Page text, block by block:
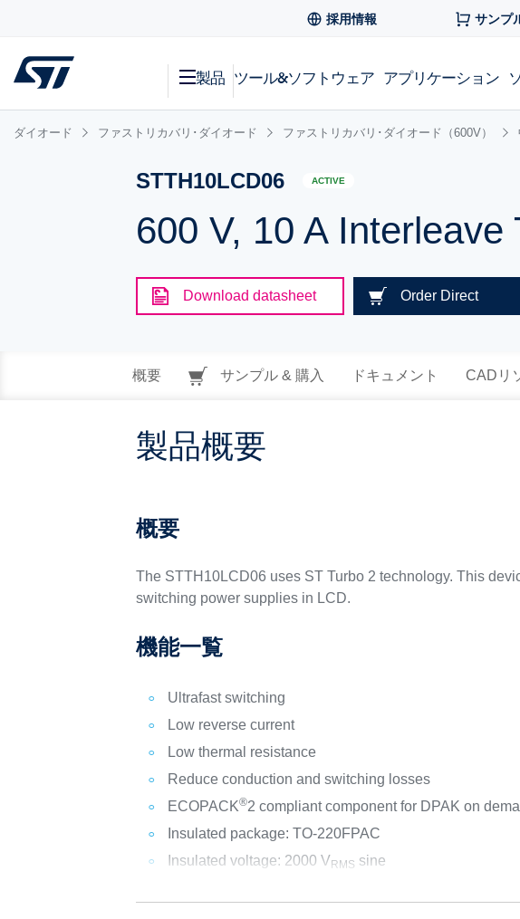
採用情報 サンプ
製品 ツール&ソフトウェア アプリケーション
ダイオード ファストリカバリ･ダイオード ファストリカバリ･ダイオード（600V）
STTH10LCD06 ACTIVE
600 V, 10 A
Download datasheet Order Direct
概要 サンプル & 購入 ドキュメント CADリ
製品概要
概要
The STTH10LCD06 uses ST Turbo 2 technology. This
switching power supplies in LCD.
機能一覧
Ultrafast switching
Low reverse current
Low thermal resistance
Reduce conduction and switching losses
ECOPACK®2 compliant component for DPAK on
Insulated package: TO-220FPAC
Insulated voltage: 2000 VRMS sine